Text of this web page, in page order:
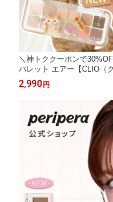
＼神トククーポンで
パレット エアー【CLIO（
コスメ 多色 グラデーショ
シマー デイリー 目元 韓国
2,990円